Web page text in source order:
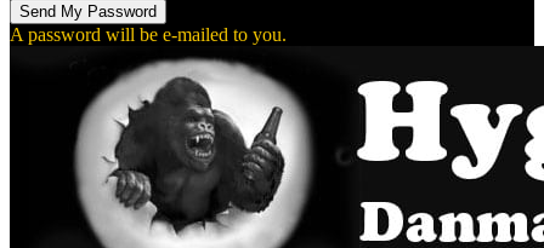
A password will be e-mailed to you.